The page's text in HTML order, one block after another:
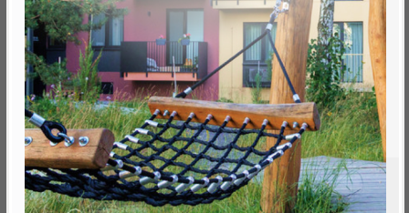
9.8 "Панама-Сити", квартал
"Южная Америка"
нет в продаже
Минск, Октябрьский, ул. Леонида Щемелёва, 16
метро «Ковальская Слобода», 566 м